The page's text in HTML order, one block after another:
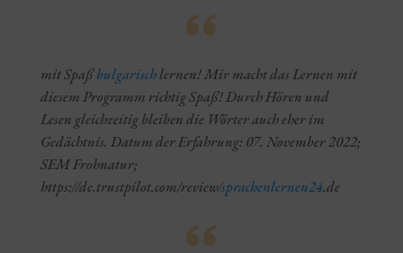
mit Spaßbulgarischlernen! Mir macht das Lernen mit
diesem Programm richtig Spaß! Durch Hören und
Lesen gleichzeitig bleiben die Wörter auch eher im
Gedächtnis. Datum der Erfahrung: 07. November 2022;
SEM Frohnatur;
https://de.trustpilot.com/review/sprachenlernen24.de